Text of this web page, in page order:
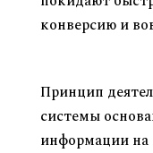
конверсию и
Принцип
системы
информации на